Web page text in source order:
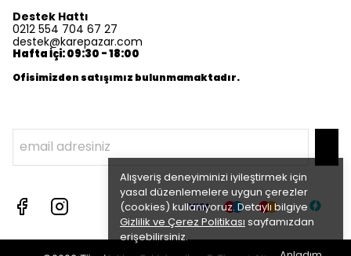
Alışveriş deneyiminizi iyileştirmek için
yasal düzenlemelere uygun çerezler
(cookies) kullanıyoruz. Detaylı bilgiye
Gizlilik ve Çerez Politikası sayfamızdan
erişebilirsiniz.
Destek Hattı
0212 554 704 67 27
destek@karepazar.com
Hafta İçi: 09:30 - 18:00
Ofisimizden satışımız bulunmamaktadır.